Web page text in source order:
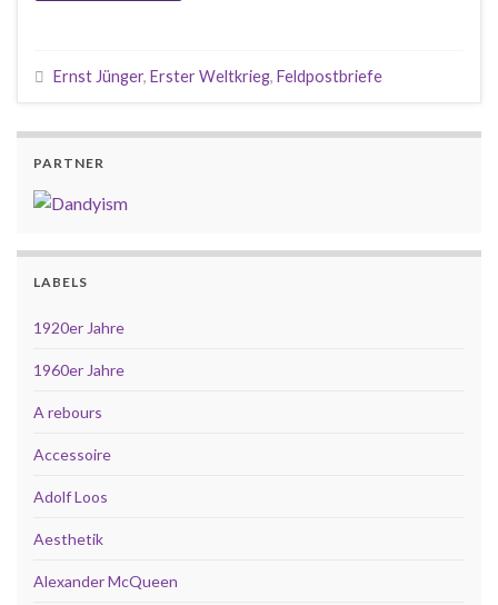
Ernst Jünger, Erster Weltkrieg, Feldpostbriefe
PARTNER
LABELS
1920er Jahre
1960er Jahre
A rebours
Accessoire
Adolf Loos
Aesthetik
Alexander McQueen